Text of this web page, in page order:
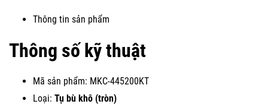
Thông tin sản phẩm
Thông số kỹ thuật
Mã sản phẩm: MKC-445200KT
Loại: Tụ bù khô (tròn)